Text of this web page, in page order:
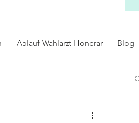
Ablauf-Wahlarzt-Honorar Blog